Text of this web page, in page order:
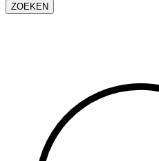
ZOEKEN